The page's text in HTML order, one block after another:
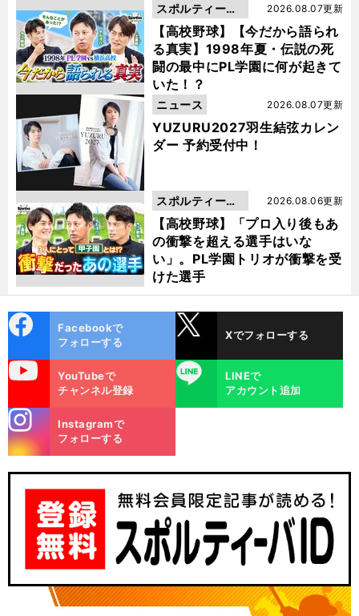
【高校野球】【今だから語られ
る真実】1998年夏・伝説の死
闘の最中にPL学園に何が起きて
いた！？
2026.08.07更新
スポルティーバ
動画
YUZURU2027羽生結弦カレン
ダー 予約受付中！
2026.08.07更新
ニュース
【高校野球】「プロ入り後もあ
の衝撃を超える選手はいな
い」。PL学園トリオが衝撃を受
けた選手
2026.08.06更新
スポルティーバ
動画
ok
Facebookで
フォローする
Xでフォローする
YouTubeで
チャンネル登録
LINE
LINEで
アカウント追加
m
Instagramで
フォローする